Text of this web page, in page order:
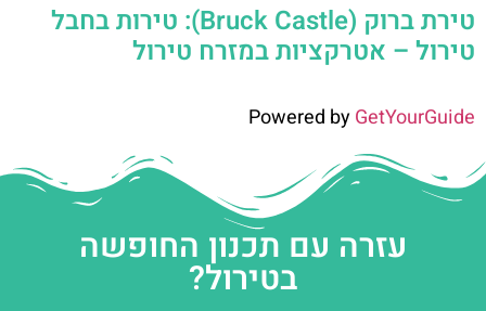
טירת ברוק (Bruck Castle): טירות בחבל
טירול – אטרקציות במזרח טירול
Powered byGetYourGuide
עזרה עם תכנון החופשה
בטירול?